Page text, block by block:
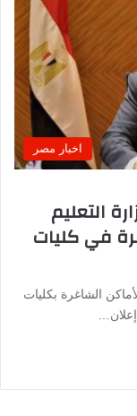
اخبار مصر
التعليم
في كليات
الشاغرة بكليات